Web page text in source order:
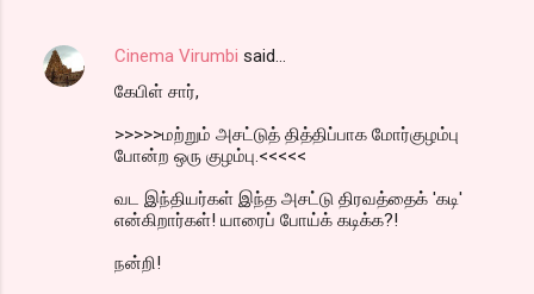
Cinema Virumbi said…
கேபிள் சார்,
>>>>>மற்றும் அசட்டுத் தித்திப்பாக மோர்குழம்பு
போன்ற ஒரு குழம்பு.<<<<<
வட இந்தியர்கள் இந்த அசட்டு திரவத்தைக் 'கடி'
என்கிறார்கள்! யாரைப் போய்க் கடிக்க?!
நன்றி!